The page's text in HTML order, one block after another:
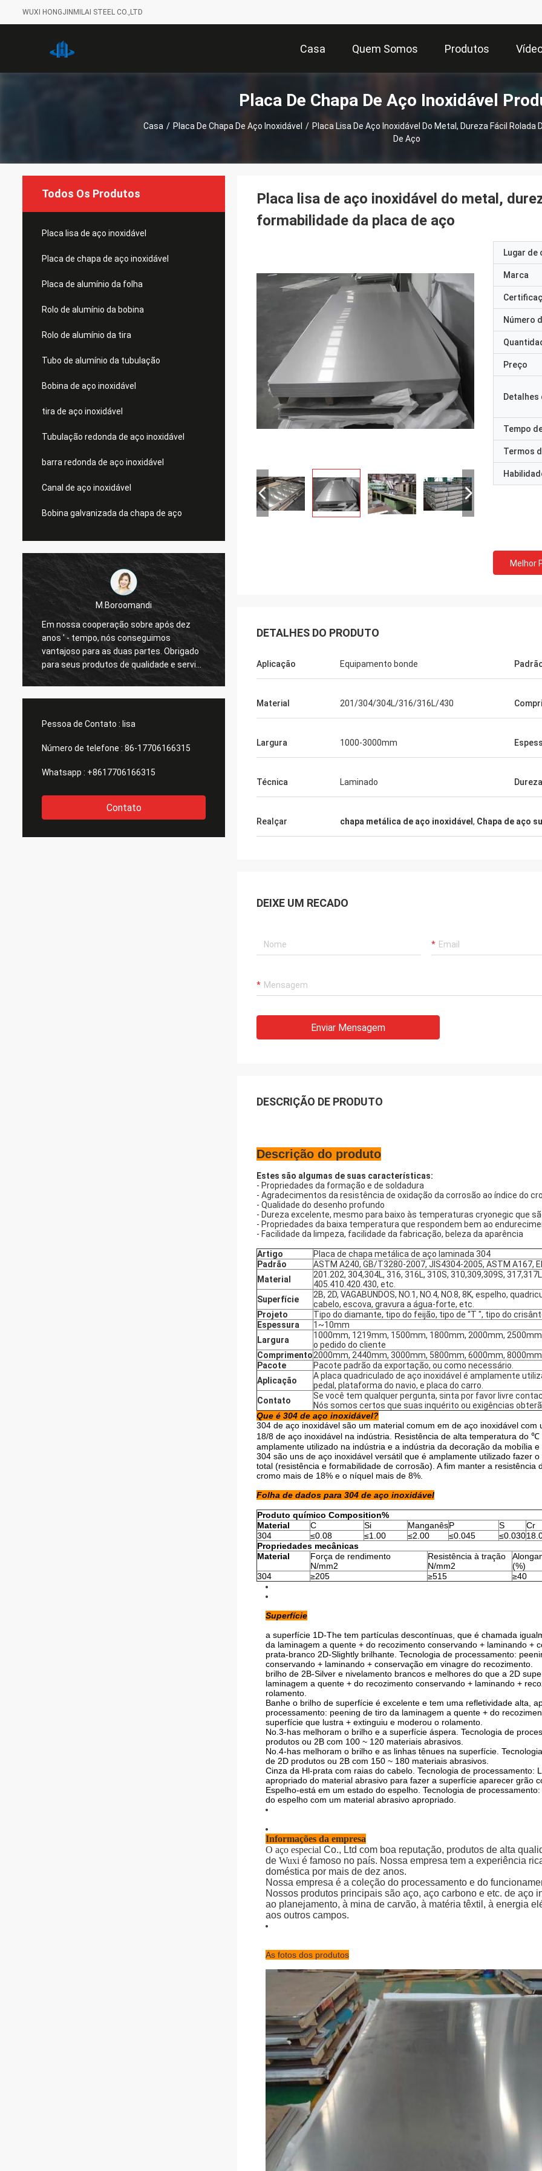
WUXI HONGJINMILAI STEEL CO.,LTD
Casa Quem Somos Produtos
Placa De Chapa De Aço Inoxidável
Casa / Placa De Chapa De Aço Inoxidável / Placa Lisa De Aço Inoxidável Do Metal, Dureza Fácil Rolada
De Aço
Todos Os Produtos
Placa lisa de aço inoxidável
Placa de chapa de aço inoxidável
Placa de alumínio da folha
Rolo de alumínio da bobina
Rolo de alumínio da tira
Tubo de alumínio da tubulação
Bobina de aço inoxidável
tira de aço inoxidável
Tubulação redonda de aço inoxidável
barra redonda de aço inoxidável
Canal de aço inoxidável
Bobina galvanizada da chapa de aço
M.Boroomandi
Em nossa cooperação sobre após dez
anos ' - tempo, nós conseguimos
vantajoso para as duas partes. Obrigado
para seus produtos de qualidade e serviço
atento. Nosso negócio tem grande
anos ' - tempo, nós conseguimos
para seus produtos de qualidade e serviço
atento. Nosso negócio tem grande
Pessoa de Contato : lisa
Número de telefone : 86-17706166315
Whatsapp : +8617706166315
Contato
Placa lisa de aço inoxidável do metal,
formabilidade da placa de aço
Lugar de
Marca
Número
Preço
Detalhes
Tempo
Termos
Melhor
DETALHES DO PRODUTO
Aplicação Equipamento bonde
Material 201/304/304L/316/316L/430
Largura 1000-3000mm
Técnica Laminado Dureza
Realçar chapa metálica de aço inoxidável , Chapa de aço
DEIXE UM RECADO
Enviar Mensagem
DESCRIÇÃO DE PRODUTO
Descrição do produto
Estes são algumas de suas características:
- Propriedades da formação e de soldadura
- Agradecimentos da resistência de oxidação da corrosão ao índice do
- Qualidade do desenho profundo
- Dureza excelente, mesmo para baixo às temperaturas cryonegic que
- Propriedades da baixa temperatura que respondem bem ao
- Facilidade da limpeza, facilidade da fabricação, beleza da aparência
Artigo
Placa de chapa metálica de aço laminada 304
Padrão
ASTM A240, GB/T3280-2007, JIS4304-2005, ASTM A167,
Material
201.202, 304,304L, 316, 316L, 310S, 310,309,309S,
405.410.420.430, etc.
Superfície
2B, 2D, VAGABUNDOS, NO.1, NO.4, NO.8, 8K, espelho,
cabelo, escova, gravura a água-forte, etc.
Projeto
Tipo do diamante, tipo do feijão, tipo de “T ", tipo do
Espessura
1~10mm
Largura
1000mm, 1219mm, 1500mm, 1800mm, 2000mm,
o pedido do cliente
Comprimento2000mm, 2440mm, 3000mm, 5800mm, 6000mm,
Pacote
Pacote padrão da exportação, ou como necessário.
Aplicação
A placa quadriculado de aço inoxidável é amplamente
pedal, plataforma do navio, e placa do carro.
Contato
Se você tem qualquer pergunta, sinta por favor livre
Nós somos certos que suas inquérito ou exigências
Que é 304 de aço inoxidável?
304 de aço inoxidável são um material comum em de aço inoxidável
18/8 de aço inoxidável na indústria. Resistência de alta temperatura do
amplamente utilizado na indústria e a indústria da decoração da mobília
304 são uns de aço inoxidável versátil que é amplamente utilizado fazer
total (resistência e formabilidade de corrosão). A fim manter a
cromo mais de 18% e o níquel mais de 8%.
Folha de dados para 304 de aço inoxidável
Produto químico Composition%
Material
C Si ManganêsP S
Cr
304
≤0.08 ≤1.00 ≤2.00 ≤0.045 ≤0.030
Propriedades mecânicas
Material
Força de rendimento
N/mm2
Resistência à tração
N/mm2
(%)
304
≥205 ≥515 ≥40
Superfície
a superfície 1D-The tem partículas descontínuas, que é chamada
da laminagem a quente + do recozimento conservando + laminando +
prata-branco 2D-Slightly brilhante. Tecnologia de processamento:
conservando + laminando + conservação em vinagre do recozimento.
brilho de 2B-Silver e nivelamento brancos e melhores do que a 2D
laminagem a quente + do recozimento conservando + laminando +
rolamento.
Banhe o brilho de superfície é excelente e tem uma refletividade alta,
processamento: peening de tiro da laminagem a quente + do
superfície que lustra + extinguiu e moderou o rolamento.
No.3-has melhoram o brilho e a superfície áspera. Tecnologia de
produtos ou 2B com 100 ~ 120 materiais abrasivos.
No.4-has melhoram o brilho e as linhas tênues na superfície.
de 2D produtos ou 2B com 150 ~ 180 materiais abrasivos.
Cinza da Hl-prata com raias do cabelo. Tecnologia de
apropriado do material abrasivo para fazer a superfície aparecer grão
Espelho-está em um estado do espelho. Tecnologia de
do espelho com um material abrasivo apropriado.
Informações da empresa
O aço especial Co., Ltd com boa reputação, produtos de alta
de Wuxi é famoso no país. Nossa empresa tem a experiência
doméstica por mais de dez anos.
Nossa empresa é a coleção do processamento e do
Nossos produtos principais são aço, aço carbono e etc. de
ao planejamento, à mina de carvão, à matéria têxtil, à energia
aos outros campos.
As fotos dos produtos